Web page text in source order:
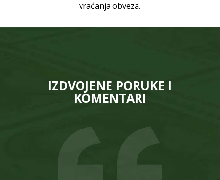
vraćanja obveza.
IZDVOJENE PORUKE I
KOMENTARI